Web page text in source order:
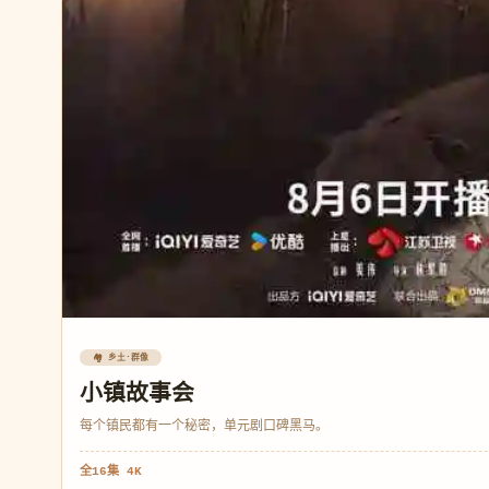
🏘️ 乡土·群像
小镇故事会
每个镇民都有一个秘密，单元剧口碑黑马。
全16集 4K